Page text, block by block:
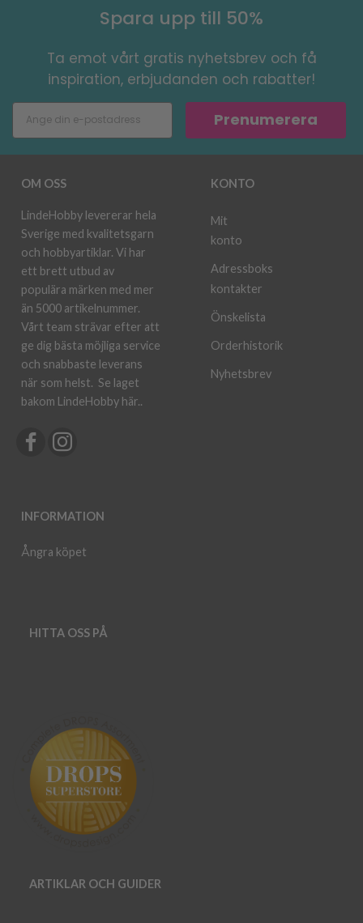
Spara upp till 50%
Ta emot vårt gratis nyhetsbrev och få
inspiration, erbjudanden och rabatter!
Prenumerera
OM OSS
LindeHobby levererar hela
Sverige med kvalitetsgarn
och hobbyartiklar. Vi har
ett brett utbud av
populära märken med mer
än 5000 artikelnummer.
Vårt team strävar efter att
ge dig bästa möjliga service
och snabbaste leverans
när som helst. Se laget
bakom LindeHobby här..
INFORMATION
Ångra köpet
KONTO
Mit
konto
Adressboks
kontakter
Önskelista
Orderhistorik
Nyhetsbrev
HITTA OSS PÅ
ARTIKLAR OCH GUIDER